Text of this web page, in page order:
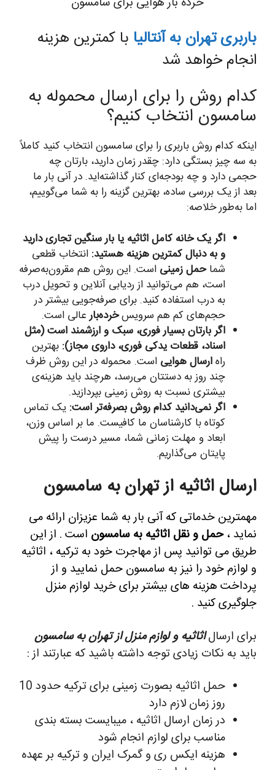
باربری تهران به آنتالیا با کمترین هزینه
انجام خواهد شد
کدام روش را برای ارسال محموله به
سامسون انتخاب کنیم؟
اینکه کدام روش باربری را برای سامسون انتخاب کنید کاملاً
به سه چیز بستگی دارد: چقدر زمان دارید، بارتان چه
حجمی دارد و چه بودجه‌ای کنار گذاشته‌اید. در آنی بار ما
بعد از یک بررسی ساده، بهترین گزینه را به شما می‌گوییم،
اما به‌طور خلاصه:
اگر یک خانه کامل اثاثیه یا بار سنگین تجاری دارید
و به دنبال کمترین هزینه هستید: انتخاب قطعی
شماحمل زمینی است. این روش هم مقرون‌به‌صرفه
است، هم می‌توانید از ردیابی آنلاین و تحویل درب
به درب استفاده کنید. برای صرفه‌جویی بیشتر در
حجم‌های کم هم سرویسخرده‌بارعالی است.
اگر بارتان بسیار فوری، سبک و ارزشمند است (مثل
اسناد، قطعات یدکی فوری، داروی مجاز): بهترین
راهارسال هوایی است. محموله در این روش ظرف
چند روز به دستتان می‌رسد، هرچند باید هزینه‌ی
بیشتری نسبت به روش زمینی بپردازید.
اگر نمی‌دانید کدام روش بصرفه‌تر است: یک تماس
کوتاه با کارشناسان ما کافیست. ما بر اساس وزن،
ابعاد و مهلت زمانی شما، مسیر درست را پیش
پایتان می‌گذاریم.
ارسال اثاثیه از تهران به سامسون
مهمترین خدماتی که آنی بار به شما عزیزان ارائه می
نماید ،حمل و نقل اثاثیه به سامسون است . از این
طریق می توانید پس از مهاجرت خود به ترکیه ، اثاثیه
و لوازم خود را نیز به سامسون حمل نمایید و از
پرداخت هزینه های بیشتر برای خرید لوازم منزل
جلوگیری کنید .
برای ارسالاثاثیه و لوازم منزل از تهران بهسامسون
باید به نکات زیادی توجه داشته باشید که عبارتند از :
حمل اثاثیه بصورت زمینی برای ترکیه حدود 10
روز زمان لازم دارد
در زمان ارسال اثاثیه ، میبایست بسته بندی
مناسب برای لوازم انجام شود
هزینه ایکس ری و گمرک ایران و ترکیه بر عهده